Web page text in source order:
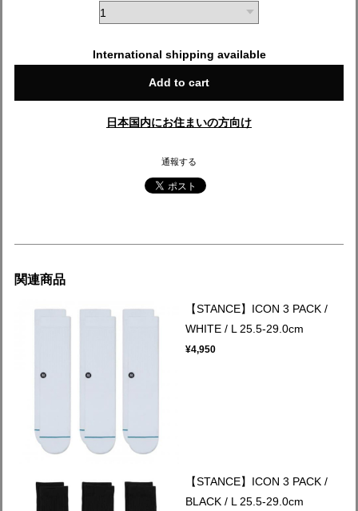
International shipping available
Add to cart
日本国内にお住まいの方向け
通報する
関連商品
【STANCE】ICON 3 PACK /
WHITE / L 25.5-29.0cm
¥4,950
【STANCE】ICON 3 PACK /
BLACK / L 25.5-29.0cm